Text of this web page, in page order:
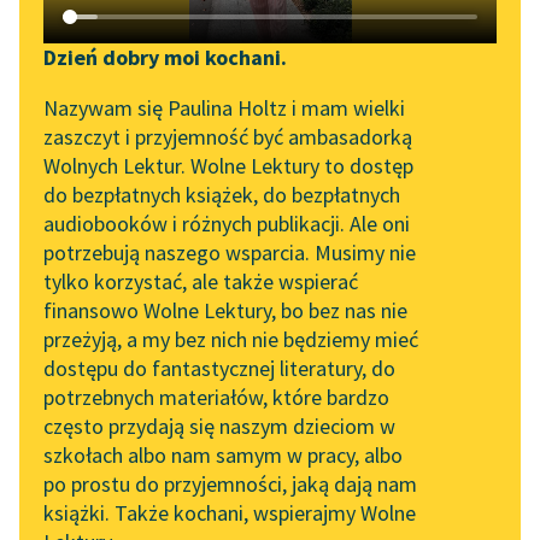
Katalog DAISY
Podkasty o książkach
Zgłoś brak utworu
Aktualności
„Prokurator Alicja Horn”
do słuchania
Byliśmy częścią AI Impact
Lab
Zapraszamy na spotkanie
online z tłumaczkami
literatury skandynawskiej
Spotkanie z Katarzyną
Tunkiel w Oslo
102. lata temu zmarł
Joseph Conrad
Narzędzia
Mapa Wolnych Lektur
Leśmianator
Przewodnik dla piszących i
czytających
API
OAI-PMH
Widget Wolnych Lektur
Przypisy
Dzień dobry moi kochani.
Nazywam się Paulina Holtz i mam wielki
zaszczyt i przyjemność być ambasadorką
Wolnych Lektur. Wolne Lektury to dostęp
do bezpłatnych książek, do bezpłatnych
audiobooków i różnych publikacji. Ale oni
potrzebują naszego wsparcia. Musimy nie
tylko korzystać, ale także wspierać
finansowo Wolne Lektury, bo bez nas nie
przeżyją, a my bez nich nie będziemy mieć
dostępu do fantastycznej literatury, do
potrzebnych materiałów, które bardzo
często przydają się naszym dzieciom w
szkołach albo nam samym w pracy, albo
po prostu do przyjemności, jaką dają nam
książki. Także kochani, wspierajmy Wolne
Johanna Spyri
— Ach, droga Heidi, ileż
łask na mnie zesłał
Bóg! — powiedziała
wzruszona do głębi. —
Czyż mogłam...
Czytaj więcej
Motyw: Dobro